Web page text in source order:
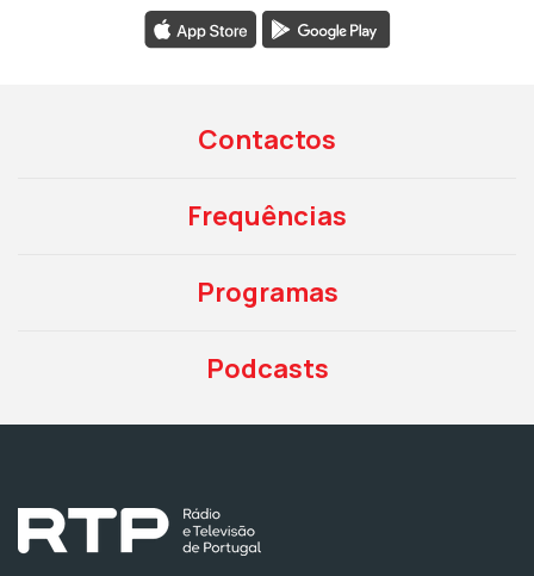
Contactos
Frequências
Programas
Podcasts